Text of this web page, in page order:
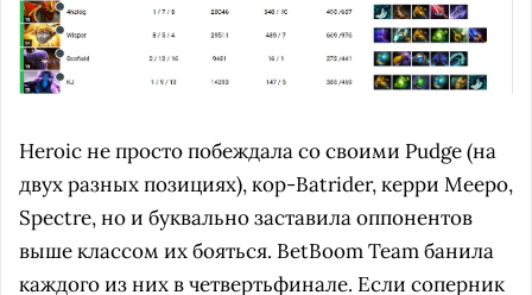
Heroic не просто побеждала со своими Pudge (на
двух разных позициях), кор-Batrider, керри Meepo,
Spectre, но и буквально заставила оппонентов
выше классом их бояться. BetBoom Team банила
каждого из них в четвертьфинале. Если соперник